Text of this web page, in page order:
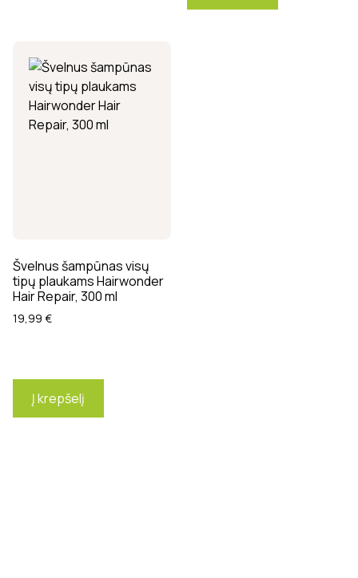
Švelnus šampūnas visų
tipų plaukams Hairwonder
Hair Repair, 300 ml
19,99 €
Į krepšelį